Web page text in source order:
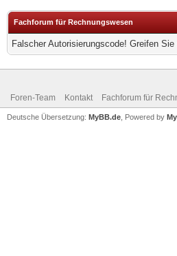
Fachforum für Rechnungswesen
Falscher Autorisierungscode! Greifen
Foren-Team Kontakt Fachforum für
Deutsche Übersetzung: MyBB.de , Powered by